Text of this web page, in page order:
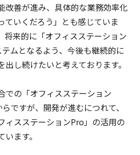
改善が進み、具体的な業務効率化
ていくだろう」とも感じていま
将来的に「オフィスステーション
ムとなるよう、今後も継続的に
し続けたいと考えております。
での「オフィスステーション
ですが、開発が進むにつれて、
ィスステーションPro」の活用の
ます。